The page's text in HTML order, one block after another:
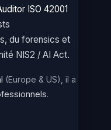
ISO 42001
du forensics et
NIS2 / AI Act.
(Europe & US), il a
.